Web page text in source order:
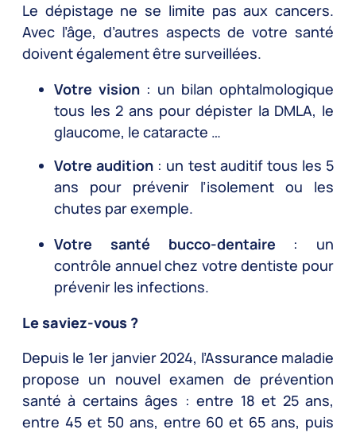
Le dépistage ne se limite pas aux cancers.
Avec l’âge, d’autres aspects de votre santé
doivent également être surveillées.
Votre vision : un bilan ophtalmologique
tous les 2 ans pour dépister la DMLA, le
glaucome, le cataracte …
Votre audition : un test auditif tous les 5
ans pour prévenir l’isolement ou les
chutes par exemple.
Votre santé bucco-dentaire : un
contrôle annuel chez votre dentiste pour
prévenir les infections.
Le saviez-vous ?
Depuis le 1er janvier 2024, l’Assurance maladie
propose un nouvel examen de prévention
santé à certains âges : entre 18 et 25 ans,
entre 45 et 50 ans, entre 60 et 65 ans, puis